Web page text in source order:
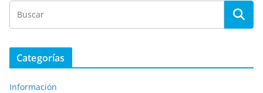
Categorías
Información